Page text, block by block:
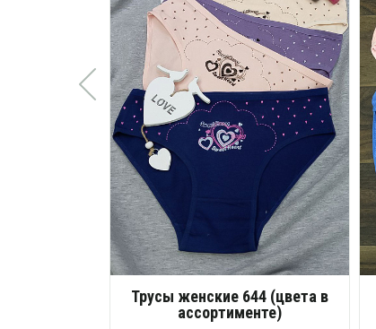
Трусы женские 644 (цвета в
ассортименте)